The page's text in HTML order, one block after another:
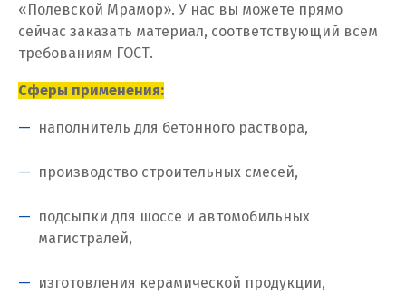
Киров
Кировград
Когалым
Коелга
«Полевской Мрамор». У нас вы можете прямо
сейчас заказать материал, соответствующий всем
требованиям ГОСТ.
Сферы применения:
наполнитель для бетонного раствора,
производство строительных смесей,
подсыпки для шоссе и автомобильных
магистралей,
изготовления керамической продукции,